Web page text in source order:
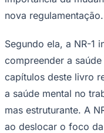
nova regulamentação.
Segundo ela, a NR-1
compreender a
capítulos deste livro
a saúde mental no
mas estruturante. A
ao deslocar o foco